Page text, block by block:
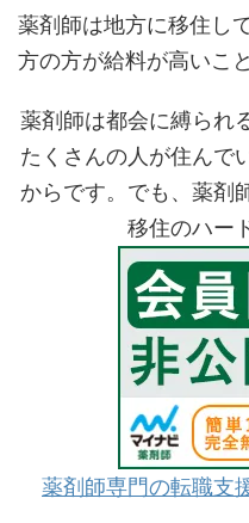
薬剤師は地方に移住し
方の方が給料が高いこ
薬剤師は都会に縛られ
たくさんの人が住んで
からです。でも、薬剤
移住のハー
薬剤師専門の転職